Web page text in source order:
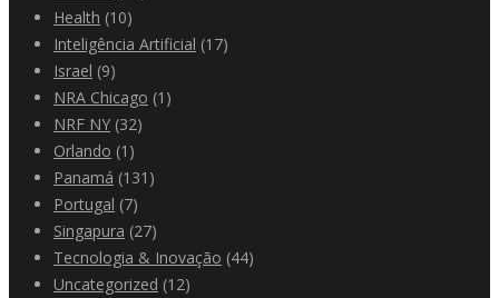
Health (10)
Inteligência Artificial (17)
Israel (9)
NRA Chicago (1)
NRF NY (32)
Orlando (1)
Panamá (131)
Portugal (7)
Singapura (27)
Tecnologia & Inovação (44)
Uncategorized (12)